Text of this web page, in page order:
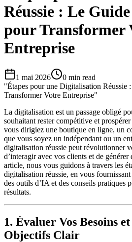
Réussie : Le
pour Transformer
Entreprise
1 mai 2026 0 min read
"Étapes pour une Digitalisation Réussie
Transformer Votre Entreprise"
La digitalisation est un passage obligé
souhaitant rester compétitive et
vous dirigiez une boutique en ligne, un
que vous soyez un indépendant ou un
digitalisation réussie peut révolutionner
d’interagir avec vos clients et de générer
article, nous vous guidons à travers les
digitalisation réussie, en vous fournissant
des outils d’IA et des conseils pratiques
résultats.
1. Évaluer Vos Besoins
Objectifs Clair